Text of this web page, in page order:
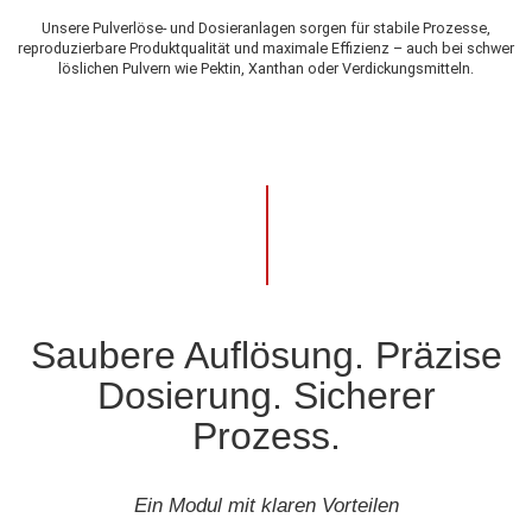
Unsere Pulverlöse- und Dosieranlagen sorgen für stabile Prozesse,
reproduzierbare Produktqualität und maximale Effizienz – auch bei schwer
löslichen Pulvern wie Pektin, Xanthan oder Verdickungsmitteln.
Saubere Auflösung. Präzise
Dosierung. Sicherer
Prozess.
Ein Modul mit klaren Vorteilen